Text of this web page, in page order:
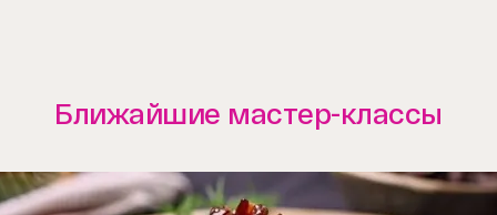
Ближайшие мастер-классы